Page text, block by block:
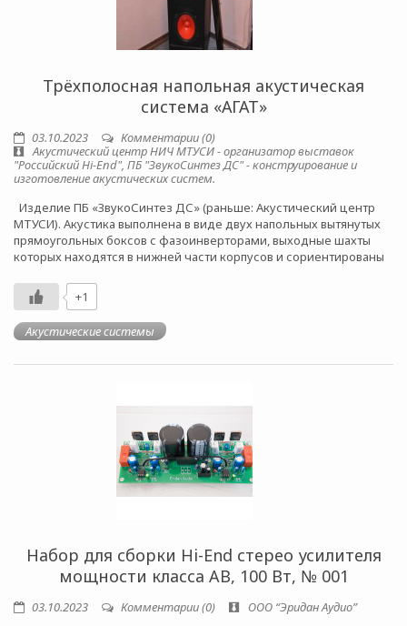
Трёхполосная напольная акустическая
система «АГАТ»
03.10.2023
Комментарии (0)
Акустический центр НИЧ МТУСИ - организатор выставок
"Российский Hi-End", ПБ "ЗвукоСинтез ДС" - конструирование и
изготовление акустических систем.
Изделие ПБ «ЗвукоСинтез ДС» (раньше: Акустический центр
МТУСИ). Акустика выполнена в виде двух напольных вытянутых
прямоугольных боксов с фазоинверторами, выходные шахты
которых находятся в нижней части корпусов и сориентированы
+1
Акустические системы
Набор для сборки Hi-End стерео усилителя
мощности класса AB, 100 Вт, № 001
03.10.2023 Комментарии (0)
ООО “Эридан Аудио”